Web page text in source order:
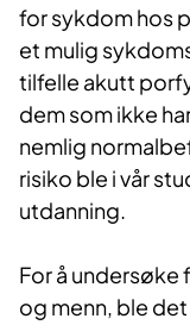
for sykdom hos
et mulig
tilfelle akutt
dem som ikke
nemlig
risiko ble i vår
utdanning.
For å undersøke
og menn, ble